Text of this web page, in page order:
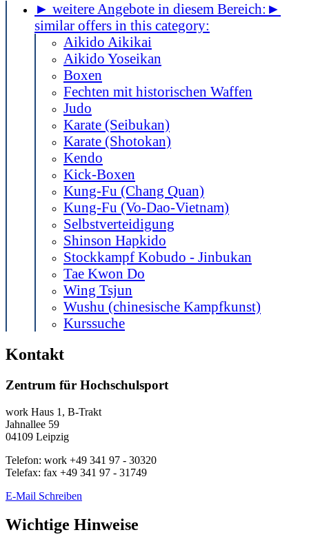
► weitere Angebote in diesem Bereich: ►
similar offers in this category:
Aikido Aikikai
Aikido Yoseikan
Boxen
Fechten mit historischen Waffen
Judo
Karate (Seibukan)
Karate (Shotokan)
Kendo
Kick-Boxen
Kung-Fu (Chang Quan)
Kung-Fu (Vo-Dao-Vietnam)
Selbstverteidigung
Shinson Hapkido
Stockkampf Kobudo - Jinbukan
Tae Kwon Do
Wing Tsjun
Wushu (chinesische Kampfkunst)
Kurssuche
Kontakt
Zentrum für Hochschulsport
work Haus 1, B-Trakt
Jahnallee 59
04109 Leipzig
Telefon: work +49 341 97 - 30320
Telefax: fax +49 341 97 - 31749
E-Mail Schreiben
Wichtige Hinweise